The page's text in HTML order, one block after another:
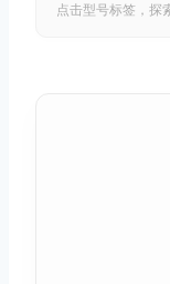
点击型号标签，探